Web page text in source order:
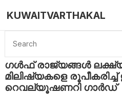
KUWAITVARTHAKAL
Home Kuwait ഗൾഫ് രാജ്യങ്ങൾ ലക്ഷ്യം;
ഗൾഫ് രാജ്യങ്ങൾ
മിലിഷ്യകളെ
റെവല്യൂഷണറി ഗാർഡ്